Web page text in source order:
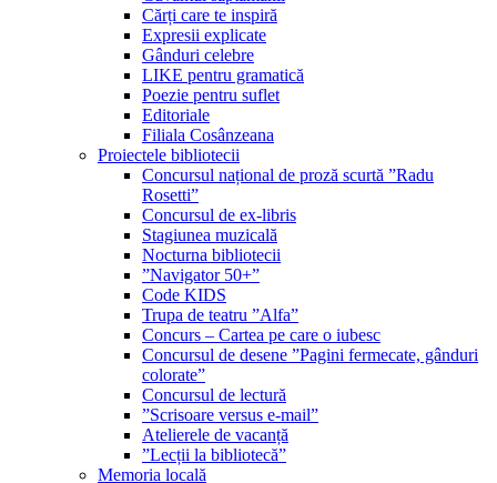
Cărți care te inspiră
Expresii explicate
Gânduri celebre
LIKE pentru gramatică
Poezie pentru suflet
Editoriale
Filiala Cosânzeana
Proiectele bibliotecii
Concursul național de proză scurtă ”Radu
Rosetti”
Concursul de ex-libris
Stagiunea muzicală
Nocturna bibliotecii
”Navigator 50+”
Code KIDS
Trupa de teatru ”Alfa”
Concurs – Cartea pe care o iubesc
Concursul de desene ”Pagini fermecate, gânduri
colorate”
Concursul de lectură
”Scrisoare versus e-mail”
Atelierele de vacanță
”Lecții la bibliotecă”
Memoria locală